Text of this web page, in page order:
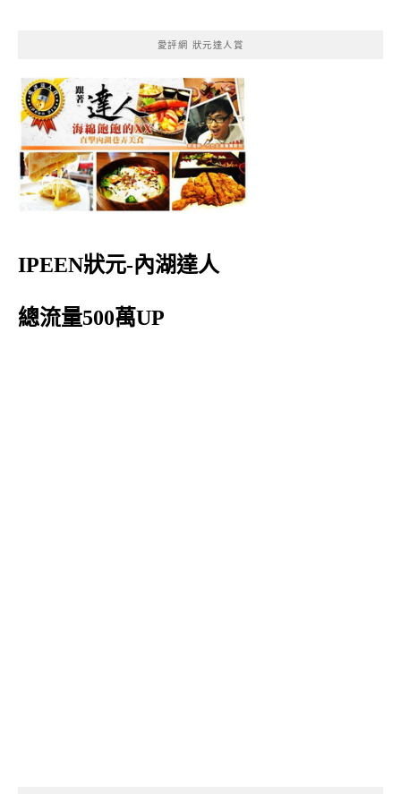
愛評網 狀元達人賞
IPEEN狀元-內湖達人
總流量500萬UP